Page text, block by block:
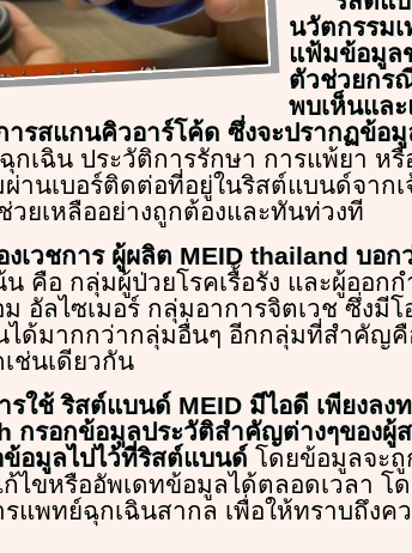
นวัตกรรม
แฟ้มข้อมูล
ตัวช่วยกร
พบเห็นแล
รสแกนคิวอาร์โค้ด ซึ่งจะปรากฏข้อ
เฉิน ประวัติการรักษา การแพ้ยา หรื
านเบอร์ติดต่อที่อยู่ในริสต์แบนด์จากเ
วยเหลืออย่างถูกต้องและทันท่วงที
เวชการ ผู้ผลิต MEID thailand บอก
คือ กลุ่มผู้ป่วยโรคเรื้อรัง และผู้ออกก
อัลไซเมอร์ กลุ่มอาการจิตเวช ซึ่งมี
ด้มากกว่ากลุ่มอื่นๆ อีกกลุ่มที่สำคัญคื
ช่นเดียวกัน
ใช้ ริสต์แบนด์ MEID มีไอดี เพียงลง
กรอกข้อมูลประวัติสำคัญต่างๆของผู้
ข้อมูลไปไว้ที่ริสต์แบนด์โดยข้อมูลจะถู
ไขหรืออัพเดทข้อมูลได้ตลอดเวลา โ
พทย์ฉุกเฉินสากล เพื่อให้ทราบถึงคว